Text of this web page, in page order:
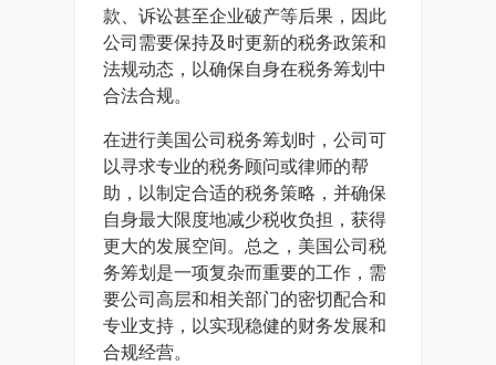
款、诉讼甚至企业破产等后果，因此
公司需要保持及时更新的税务政策和
法规动态，以确保自身在税务筹划中
合法合规。
在进行美国公司税务筹划时，公司可
以寻求专业的税务顾问或律师的帮
助，以制定合适的税务策略，并确保
自身最大限度地减少税收负担，获得
更大的发展空间。总之，美国公司税
务筹划是一项复杂而重要的工作，需
要公司高层和相关部门的密切配合和
专业支持，以实现稳健的财务发展和
合规经营。